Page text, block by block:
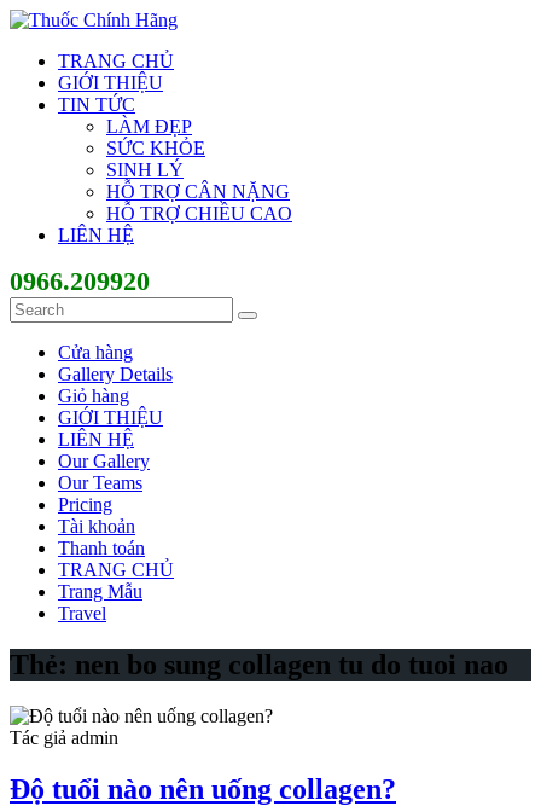
TRANG CHỦ
GIỚI THIỆU
TIN TỨC
LÀM ĐẸP
SỨC KHỎE
SINH LÝ
HỖ TRỢ CÂN NẶNG
HỖ TRỢ CHIỀU CAO
LIÊN HỆ
0966.209920
Cửa hàng
Gallery Details
Giỏ hàng
GIỚI THIỆU
LIÊN HỆ
Our Gallery
Our Teams
Pricing
Tài khoản
Thanh toán
TRANG CHỦ
Trang Mẫu
Travel
Thẻ: nen bo sung collagen tu do tuoi nao
Tác giả admin
Độ tuổi nào nên uống collagen?